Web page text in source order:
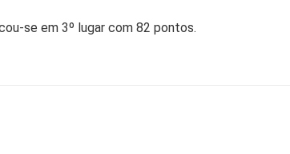
se em 3º lugar com 82 pontos.